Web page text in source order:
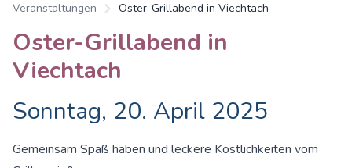
Veranstaltungen Oster-Grillabend in Viechtach
Oster-Grillabend in
Viechtach
Sonntag, 20. April 2025
Gemeinsam Spaß haben und leckere Köstlichkeiten vom